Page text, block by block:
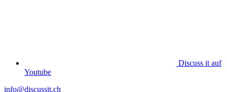
Discuss it auf
Youtube
info@discussit.ch